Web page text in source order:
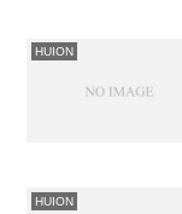
HUION
HUION